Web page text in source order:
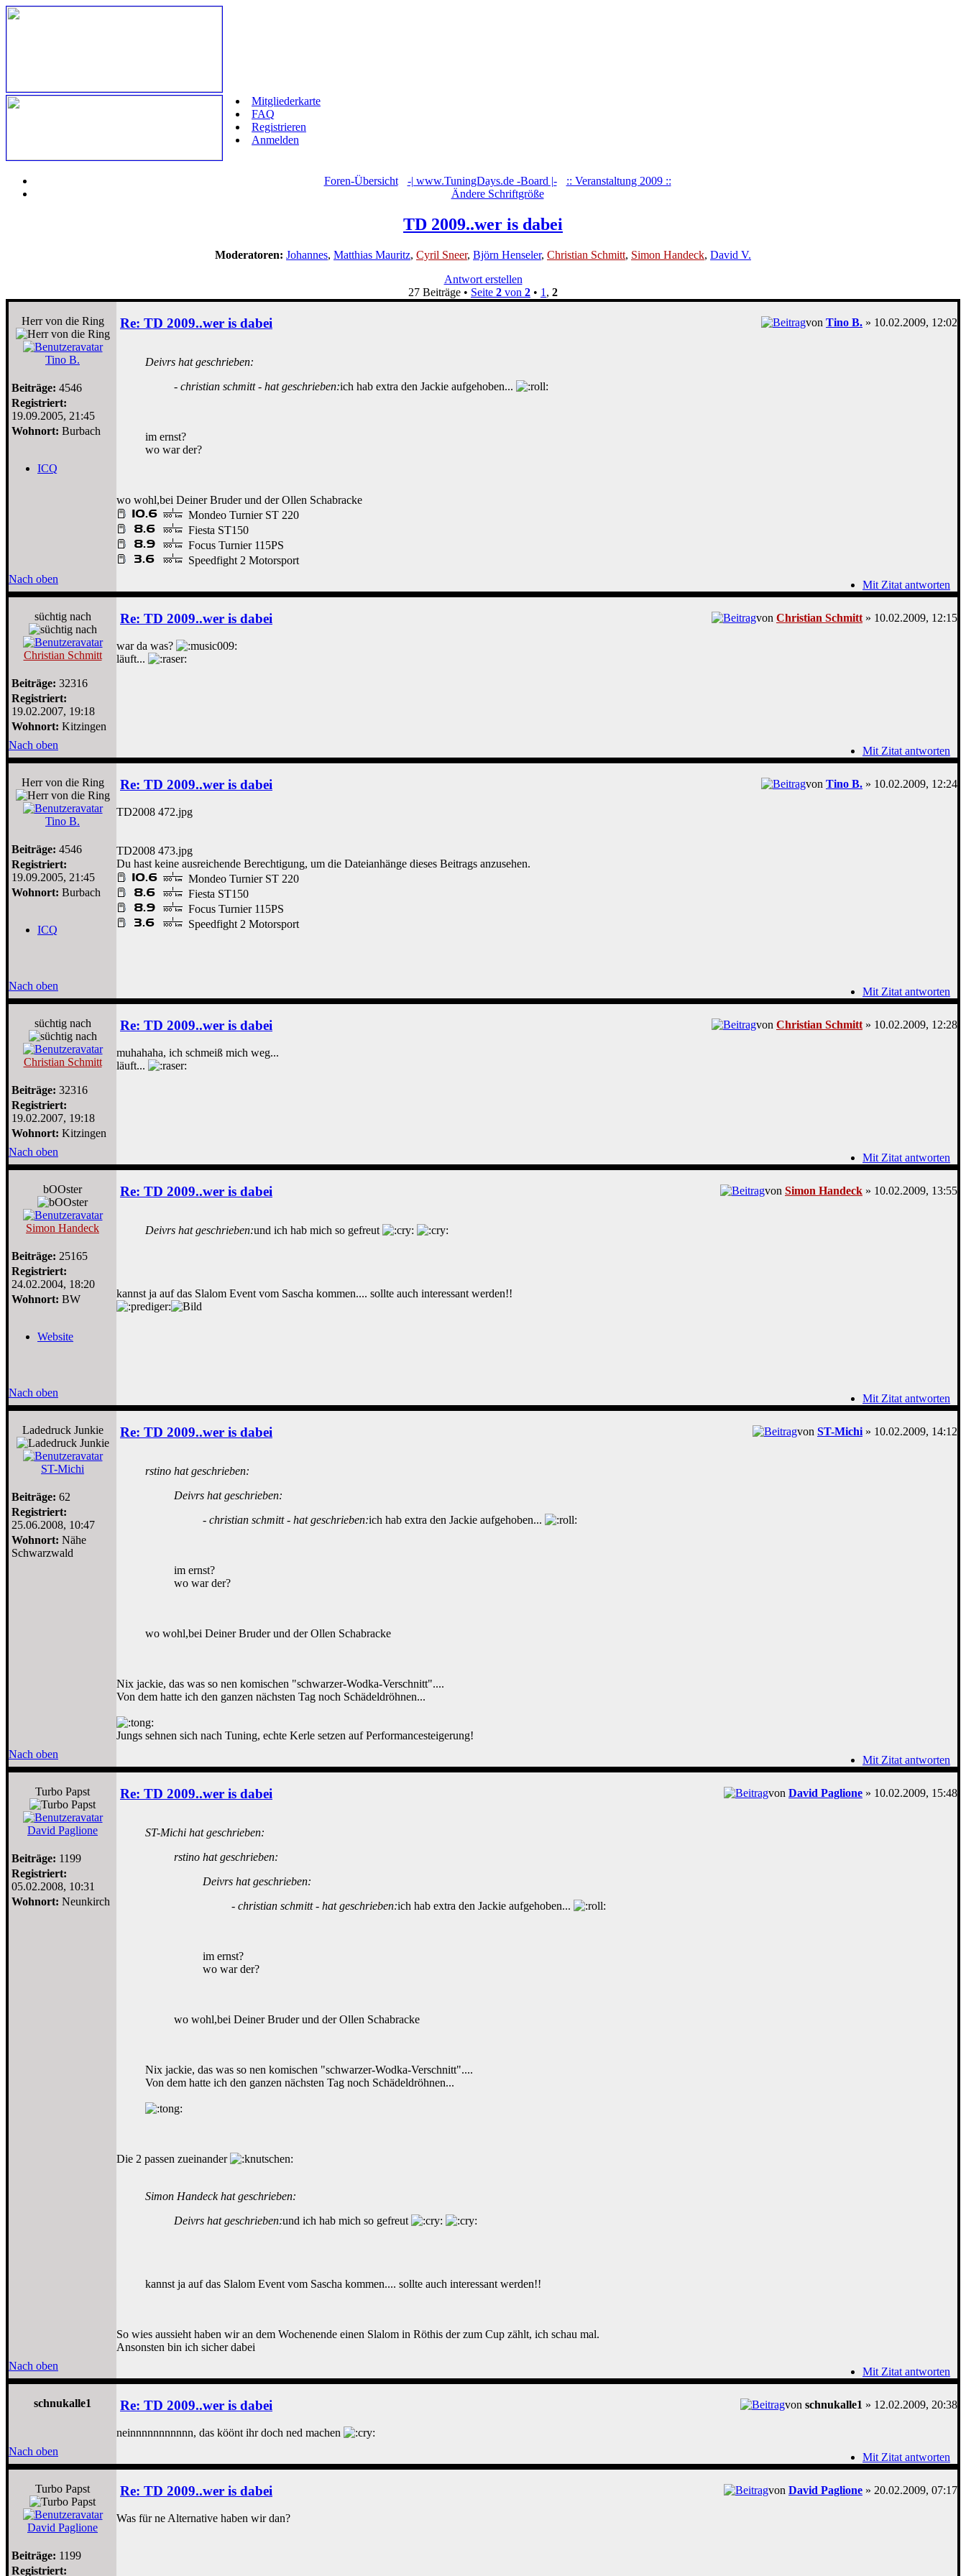
Mitgliederkarte
FAQ
Registrieren
Anmelden
Foren-Übersicht -| www.TuningDays.de -Board |-
:: Veranstaltung 2009 ::
Ändere Schriftgröße
TD 2009..wer is dabei
Moderatoren: Johannes, Matthias Mauritz, Cyril Sneer, Björn Henseler, Christian Schmitt, Simon Handeck, David V.
Antwort erstellen
27 Beiträge • Seite 2 von 2 • 1 , 2
Herr von die Ring
Tino B.
Beiträge: 4546
Registriert:
19.09.2005, 21:45
Wohnort: Burbach
ICQ
Re: TD 2009..wer is dabei von Tino B. » 10.02.2009, 12:02
Deivrs hat geschrieben:
- christian schmitt - hat geschrieben:ich hab extra den Jackie aufgehoben...
im ernst?
wo war der?
wo wohl,bei Deiner Bruder und der Ollen Schabracke
Mondeo Turnier ST 220
Fiesta ST150
Focus Turnier 115PS
Speedfight 2 Motorsport
Nach oben
Mit Zitat antworten
süchtig nach
Christian Schmitt
Beiträge: 32316
Registriert:
19.02.2007, 19:18
Wohnort: Kitzingen
Re: TD 2009..wer is dabei von Christian Schmitt » 10.02.2009, 12:15
war da was?
läuft...
Nach oben Mit Zitat antworten
Herr von die Ring
Tino B.
Beiträge: 4546
Registriert:
19.09.2005, 21:45
Wohnort: Burbach
ICQ
Re: TD 2009..wer is dabei von Tino B. » 10.02.2009, 12:24
TD2008 472.jpg
TD2008 473.jpg
Du hast keine ausreichende Berechtigung, um die Dateianhänge dieses Beitrags anzusehen.
Mondeo Turnier ST 220
Fiesta ST150
Focus Turnier 115PS
Speedfight 2 Motorsport
Nach oben Mit Zitat antworten
süchtig nach
Christian Schmitt
Beiträge: 32316
Registriert:
19.02.2007, 19:18
Wohnort: Kitzingen
Re: TD 2009..wer is dabei von Christian Schmitt » 10.02.2009, 12:28
muhahaha, ich schmeiß mich weg...
läuft...
Nach oben Mit Zitat antworten
bOOster
Simon Handeck
Beiträge: 25165
Registriert:
24.02.2004, 18:20
Wohnort: BW
Website
Re: TD 2009..wer is dabei von Simon Handeck » 10.02.2009, 13:55
Deivrs hat geschrieben:und ich hab mich so gefreut
kannst ja auf das Slalom Event vom Sascha kommen.... sollte auch interessant werden!!
Nach oben Mit Zitat antworten
Ladedruck Junkie
ST-Michi
Beiträge: 62
Registriert:
25.06.2008, 10:47
Wohnort: Nähe
Schwarzwald
Re: TD 2009..wer is dabei von ST-Michi » 10.02.2009, 14:12
rstino hat geschrieben:
Deivrs hat geschrieben:
- christian schmitt - hat geschrieben:ich hab extra den Jackie aufgehoben...
im ernst?
wo war der?
wo wohl,bei Deiner Bruder und der Ollen Schabracke
Nix jackie, das was so nen komischen "schwarzer-Wodka-Verschnitt"....
Von dem hatte ich den ganzen nächsten Tag noch Schädeldröhnen...
Jungs sehnen sich nach Tuning, echte Kerle setzen auf Performancesteigerung!
Nach oben
Mit Zitat antworten
Turbo Papst
David Paglione
Beiträge: 1199
Registriert:
05.02.2008, 10:31
Wohnort: Neunkirch
Re: TD 2009..wer is dabei von David Paglione » 10.02.2009, 15:48
ST-Michi hat geschrieben:
rstino hat geschrieben:
Deivrs hat geschrieben:
- christian schmitt - hat geschrieben:ich hab extra den Jackie aufgehoben...
im ernst?
wo war der?
wo wohl,bei Deiner Bruder und der Ollen Schabracke
Nix jackie, das was so nen komischen "schwarzer-Wodka-Verschnitt"....
Von dem hatte ich den ganzen nächsten Tag noch Schädeldröhnen...
Die 2 passen zueinander
Simon Handeck hat geschrieben:
Deivrs hat geschrieben:und ich hab mich so gefreut
kannst ja auf das Slalom Event vom Sascha kommen.... sollte auch interessant werden!!
So wies aussieht haben wir an dem Wochenende einen Slalom in Röthis der zum Cup zählt, ich schau mal.
Ansonsten bin ich sicher dabei
Nach oben
Mit Zitat antworten
schnukalle1 Re: TD 2009..wer is dabei von schnukalle1 » 12.02.2009, 20:38
neinnnnnnnnnnn, das köönt ihr doch ned machen
Nach oben
Mit Zitat antworten
Turbo Papst
David Paglione
Beiträge: 1199
Registriert:
Re: TD 2009..wer is dabei von David Paglione » 20.02.2009, 07:17
Was für ne Alternative haben wir dan?